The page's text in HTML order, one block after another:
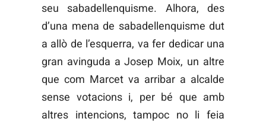
seu sabadellenquisme. Alhora, des
d’una mena de sabadellenquisme dut
a allò de l’esquerra, va fer dedicar una
gran avinguda a Josep Moix, un altre
que com Marcet va arribar a alcalde
sense votacions i, per bé que amb
altres intencions, tampoc no li feia